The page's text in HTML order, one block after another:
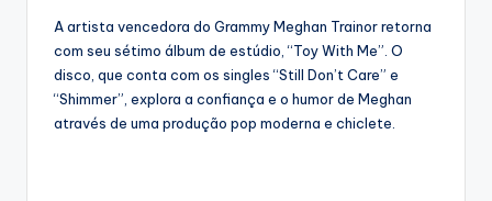
A artista vencedora do Grammy Meghan Trainor retorna
com seu sétimo álbum de estúdio, “Toy With Me”. O
disco, que conta com os singles “Still Don’t Care” e
“Shimmer”, explora a confiança e o humor de Meghan
através de uma produção pop moderna e chiclete.